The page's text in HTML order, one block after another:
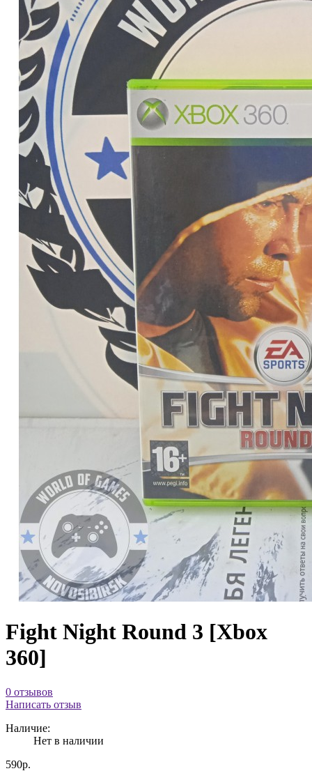
Fight Night Round 3 [Xbox
360]
0 отзывов
Написать отзыв
Наличие:
Нет в наличии
590р.